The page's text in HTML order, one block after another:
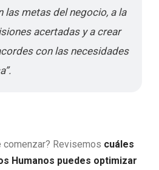
las metas del negocio, a la
acertadas y a crear
con las necesidades
comenzar? Revisemos cuáles
Humanos puedes optimizar